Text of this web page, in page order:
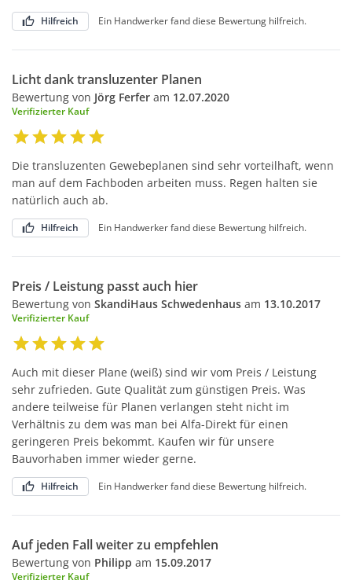
Hilfreich Ein Handwerker fand diese Bewertung hilfreich.
Licht dank transluzenter Planen
Bewertung von Jörg Ferfer am 12.07.2020
Verifizierter Kauf
Die transluzenten Gewebeplanen sind sehr vorteilhaft, wenn
man auf dem Fachboden arbeiten muss. Regen halten sie
natürlich auch ab.
Hilfreich Ein Handwerker fand diese Bewertung hilfreich.
Preis / Leistung passt auch hier
Bewertung von SkandiHaus Schwedenhaus am 13.10.2017
Verifizierter Kauf
Auch mit dieser Plane (weiß) sind wir vom Preis / Leistung
sehr zufrieden. Gute Qualität zum günstigen Preis. Was
andere teilweise für Planen verlangen steht nicht im
Verhältnis zu dem was man bei Alfa-Direkt für einen
geringeren Preis bekommt. Kaufen wir für unsere
Bauvorhaben immer wieder gerne.
Hilfreich Ein Handwerker fand diese Bewertung hilfreich.
Auf jeden Fall weiter zu empfehlen
Bewertung von Philipp am 15.09.2017
Verifizierter Kauf